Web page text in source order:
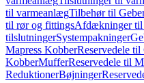
til varmeanlægTilbehør til
til rør og fittingsAfdækninger til
tilslutningerSystempakninger
Mapress KobberReservedele til
KobberMufferReservedele til
ReduktionerBøjninger